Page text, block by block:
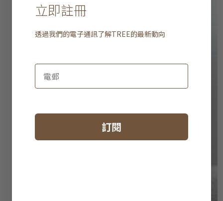
立即註冊
透過我們的電子通訊了解TREE的最新動向
訂閱